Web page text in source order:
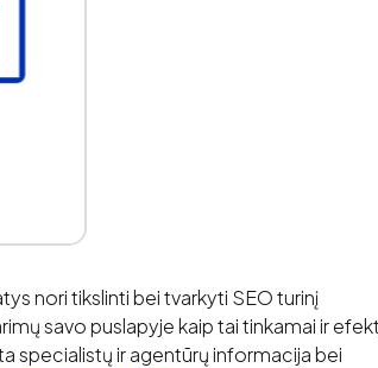
nori tikslinti bei tvarkyti SEO turinį
savo puslapyje kaip tai tinkamai ir
specialistų ir agentūrų informacija bei